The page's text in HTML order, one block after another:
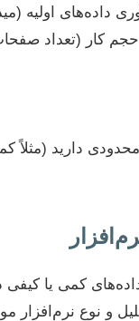
داده‌های اولیه
کار (تعداد
محدودی دارید
و نوع نرم‌افزار